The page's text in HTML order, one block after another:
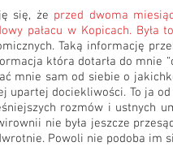
się, że przed dwoma
pałacu w Kopicach. Była
Taką informację
która dotarła do mnie
mnie sam od siebie o
dociekliwości. To ja
rozmów i
nie była jeszcze
Powoli nie podoba im